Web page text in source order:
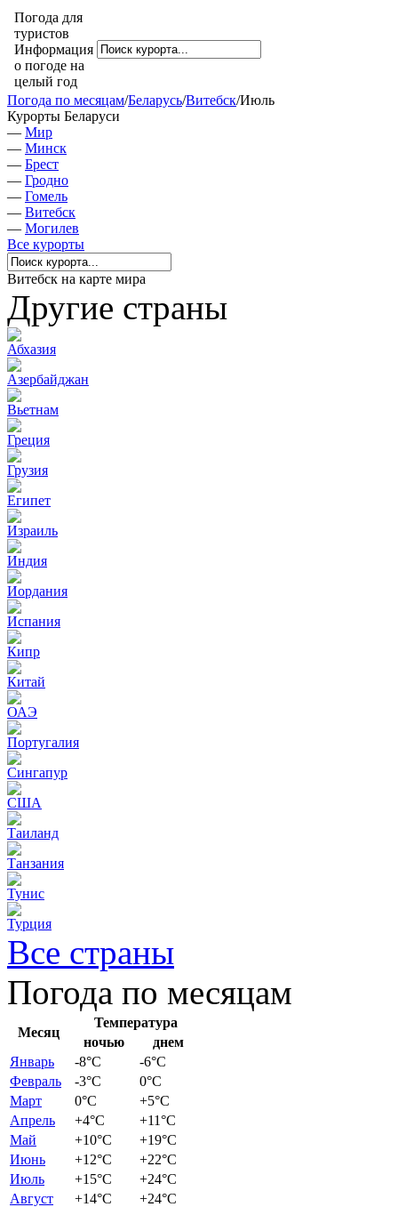
Погода для
туристов
Информация
о погоде на
целый год
Погода по месяцам/Беларусь/Витебск/Июль
Курорты Беларуси
— Мир
— Минск
— Брест
— Гродно
— Гомель
— Витебск
— Могилев
Все курорты
Витебск на карте мира
Другие страны
Абхазия
Азербайджан
Вьетнам
Греция
Грузия
Египет
Израиль
Индия
Иордания
Испания
Кипр
Китай
ОАЭ
Португалия
Сингапур
США
Таиланд
Танзания
Тунис
Турция
Все страны
Погода по месяцам
Месяц
Температура
ночью
днем
Январь
-8°C -6°C
Февраль
-3°C 0°C
Март
0°C +5°C
Апрель
+4°C +11°C
Май
+10°C +19°C
Июнь
+12°C +22°C
Июль
+15°C +24°C
Август
+14°C +24°C